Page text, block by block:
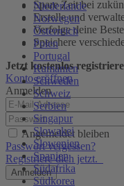
Niederlande
Norwegen
Österreich
Polen
Portugal
Rumänien
Schweden
Schweiz
Serbien
Singapur
Slowakei
Slowenien
Spanien
Südafrika
Südkorea
Spare Zeit bei
Erstelle und
Verfolge deine
Speichere
Jetzt kostenlos
Konto eröffnen
Anmelden
Angemeldet bleiben
Passwort vergessen?
Registriere dich jetzt.
Anmelden